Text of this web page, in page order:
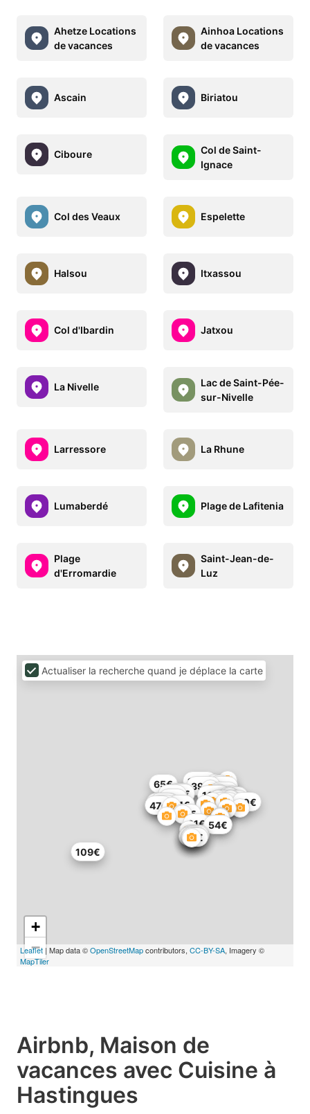
Ahetze Locations
de vacances
Ainhoa Locations
de vacances
Ascain Biriatou
Ciboure
Col de Saint-
Ignace
Col des Veaux Espelette
Halsou Itxassou
Col d'Ibardin Jatxou
La Nivelle
Lac de Saint-Pée-
sur-Nivelle
Larressore La Rhune
Lumaberdé Plage de Lafitenia
Plage
d'Erromardie
Saint-Jean-de-
Luz
509€
2510€
147€
65€
70€
68€
60€
47€
72€
180€
86€
54€
75€
65€
69€
1€
91€
146€
397€
84€
82€
70€ 166€
91€ 54€
60€
71€
85€
66€
109€
+
−
Leaflet | Map data ©OpenStreetMapcontributors, CC-BY-SA, Imagery ©
MapTiler
Actualiser la recherche quand je déplace la carte
Airbnb, Maison de
vacances avec Cuisine à
Hastingues